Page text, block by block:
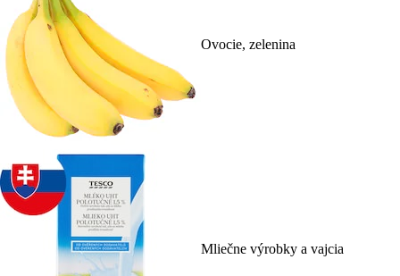
Ovocie, zelenina
Mliečne výrobky a vajcia